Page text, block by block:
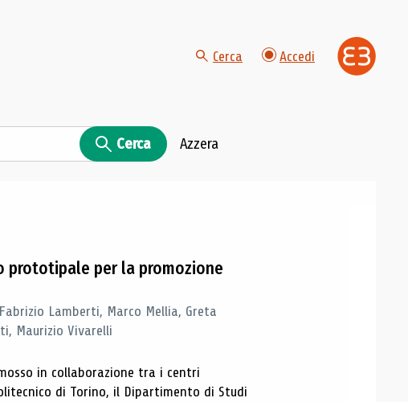
Cerca Accedi
Cerca Azzera
prototipale per la promozione
Lamberti, Marco Mellia, Greta
Maurizio Vivarelli
in collaborazione tra i centri
di Torino, il Dipartimento di Studi